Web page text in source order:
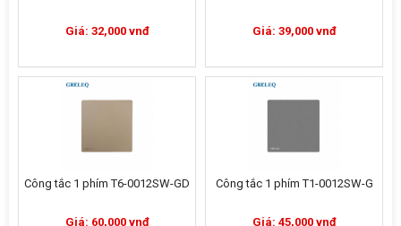
Giá: 32,000 vnđ Giá: 39,000 vnđ
Công tắc 1 phím T6-0012SW-GD
Giá: 60,000 vnđ
Công tắc 1 phím T1-0012SW-G
Giá: 45,000 vnđ